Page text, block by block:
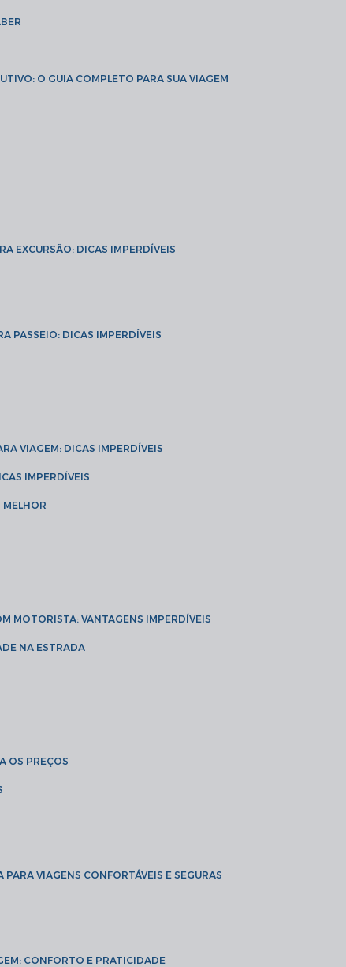
O GUIA COMPLETO PARA SUA VIAGEM
EXCURSÃO: DICAS IMPERDÍVEIS
PASSEIO: DICAS IMPERDÍVEIS
VIAGEM: DICAS IMPERDÍVEIS
IMPERDÍVEIS
MELHOR
MOTORISTA: VANTAGENS IMPERDÍVEIS
NA ESTRADA
OS PREÇOS
PARA VIAGENS CONFORTÁVEIS E SEGURAS
CONFORTO E PRATICIDADE